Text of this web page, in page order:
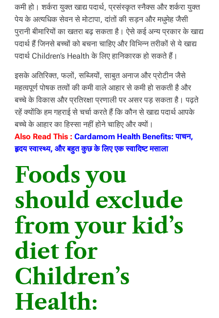
कमी हो। शर्करा युक्त खाद्य पदार्थ, प्रसंस्कृत स्नैक्स और शर्करा युक्त
पेय के अत्यधिक सेवन से मोटापा, दांतों की सड़न और मधुमेह जैसी
पुरानी बीमारियों का खतरा बढ़ सकता है। ऐसे कई अन्य प्रकार के खाद्य
पदार्थ हैं जिनसे बच्चों को बचना चाहिए और विभिन्न तरीकों से ये खाद्य
पदार्थ Children’s Health के लिए हानिकारक हो सकते हैं।
इसके अतिरिक्त, फलों, सब्जियों, साबुत अनाज और प्रोटीन जैसे
महत्वपूर्ण पोषक तत्वों की कमी वाले आहार से कमी हो सकती है और
बच्चे के विकास और प्रतिरक्षा प्रणाली पर असर पड़ सकता है। पढ़ते
रहें क्योंकि हम गहराई से चर्चा करते हैं कि कौन से खाद्य पदार्थ आपके
बच्चे के आहार का हिस्सा नहीं होने चाहिए और क्यों।
Also Read This : Cardamom Health Benefits: पाचन,
हृदय स्वास्थ्य, और बहुत कुछ के लिए एक स्वादिष्ट मसाला
Foods you
should exclude
from your kid’s
diet for
Children’s
Health: